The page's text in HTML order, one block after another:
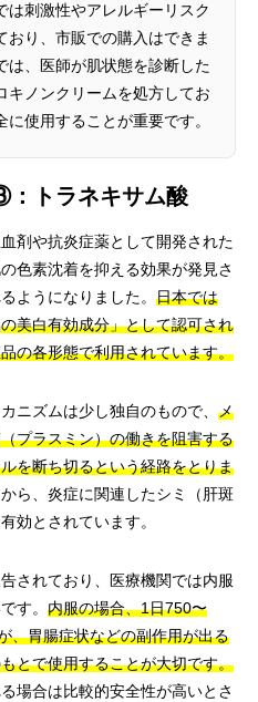
は刺激性やアレルギーリスク
り、市販での購入はできま
は、医師が肌状態を診断した
キノンクリームを処方してお
使用することが重要です。
トラネキサム酸
剤や抗炎症薬として開発された
色素沈着を抑える効果が発見さ
ようになりました。 日本では
美白有効成分」として認可され
の各形態で利用されています。
ニズムは少し独自のもので、 メ
プラスミン）の働きを阻害する
を断ち切るという経路をとりま
ら、炎症に関連したシミ（肝斑
効とされています。
されており、医療機関では内服
す。 内服の場合、1日750〜
、胃腸症状などの副作用が出る
とで使用することが大切です。
場合は比較的安全性が高いとさ